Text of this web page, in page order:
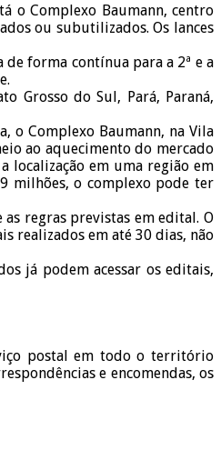
o Complexo Baumann, centro
ou subutilizados. Os lances
de forma contínua para a 2ª e a
Grosso do Sul, Pará, Paraná,
o Complexo Baumann, na Vila
ao aquecimento do mercado
localização em uma região em
milhões, o complexo pode ter
regras previstas em edital. O
realizados em até 30 dias, não
já podem acessar os editais,
postal em todo o território
e encomendas, os